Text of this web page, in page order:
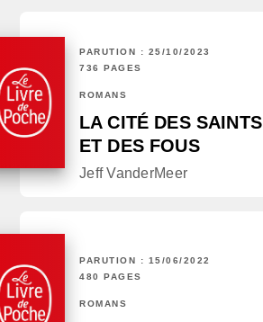
PARUTION : 25/10/2023
736 PAGES
ROMANS
LA CITÉ DES SAINTS
ET DES FOUS
Jeff VanderMeer
PARUTION : 15/06/2022
480 PAGES
ROMANS